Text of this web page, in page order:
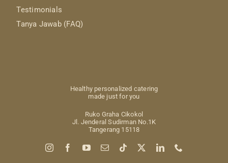
Testimonials
Tanya Jawab (FAQ)
Healthy personalized catering
made just for you
Ruko Graha Cikokol
Jl. Jenderal Sudirman No.1K
Tangerang 15118